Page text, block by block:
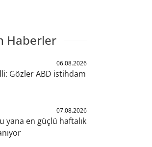
Haberler
06.08.2026
Gözler ABD istihdam
07.08.2026
yana en güçlü haftalık